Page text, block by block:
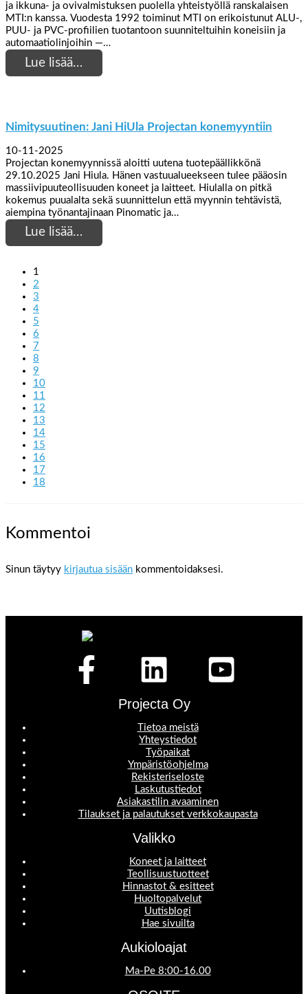
ja ikkuna- ja ovivalmistuksen puolella yhteistyöllä ranskalaisen
MTI:n kanssa. Vuodesta 1992 toiminut MTI on erikoistunut ALU-,
PUU- ja PVC-profiilien tuotantoon suunniteltuihin koneisiin ja
automaatiolinjoihin —…
Lue lisää…
Nimitysuutinen: Jani HiUla Projectan konemyyntiin
10-11-2025
Projectan konemyynnissä aloitti uutena tuotepäällikkönä
29.10.2025 Jani Hiula. Hänen vastuualueekseen tulee pääosin
massiivipuuteollisuuden koneet ja laitteet. Hiulalla on pitkä
kokemus puualalta sekä suunnittelun että myynnin tehtävistä,
aiempina työnantajinaan Pinomatic ja…
Lue lisää…
1
2
3
4
5
6
7
8
9
10
11
12
13
14
15
16
17
18
Kommentoi
Sinun täytyy kirjautua sisään kommentoidaksesi.
Projecta Oy
Tietoa meistä
Yhteystiedot
Työpaikat
Ympäristöohjelma
Rekisteriseloste
Laskutustiedot
Asiakastilin avaaminen
Tilaukset ja palautukset verkkokaupasta
Valikko
Koneet ja laitteet
Teollisuustuotteet
Hinnastot & esitteet
Huoltopalvelut
Uutisblogi
Hae sivuilta
Aukioloajat
Ma-Pe 8:00-16.00